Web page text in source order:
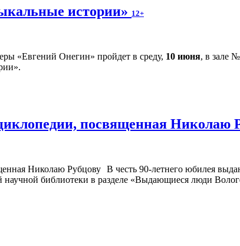
истории» 12+
«Евгений Онегин» пройдет в среду, 10 июня, в зале
посвященная Николаю
В честь 90-летнего юбилея
научной библиотеки в разделе «Выдающиеся люди